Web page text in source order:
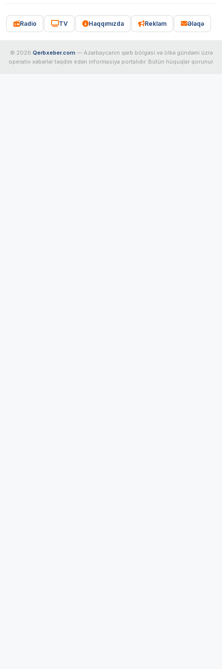
Radio TV Haqqımızda Reklam Əlaqə
© 2026 Qerbxeber.com — Azərbaycanın qərb bölgəsi və ölkə gündəmi üzrə
operativ xəbərlər təqdim edən informasiya portalıdır. Bütün hüquqlar qorunur.